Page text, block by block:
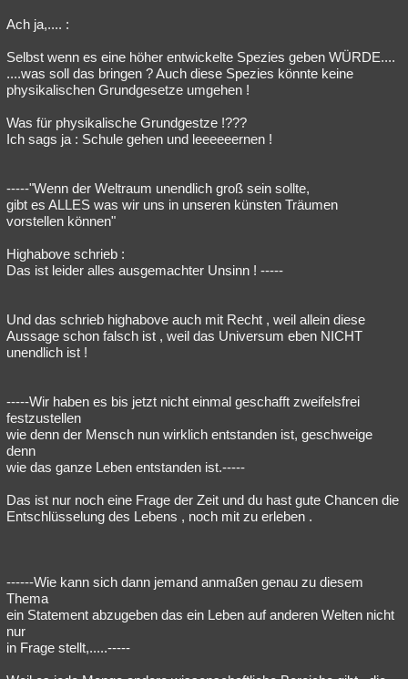
Ach ja,.... :
Selbst wenn es eine höher entwickelte Spezies geben WÜRDE....
....was soll das bringen ? Auch diese Spezies könnte keine
physikalischen Grundgesetze umgehen !
Was für physikalische Grundgestze !???
Ich sags ja : Schule gehen und leeeeeernen !
-----"Wenn der Weltraum unendlich groß sein sollte,
gibt es ALLES was wir uns in unseren künsten Träumen
vorstellen können"
Highabove schrieb :
Das ist leider alles ausgemachter Unsinn ! -----
Und das schrieb highabove auch mit Recht , weil allein diese
Aussage schon falsch ist , weil das Universum eben NICHT
unendlich ist !
-----Wir haben es bis jetzt nicht einmal geschafft zweifelsfrei
festzustellen
wie denn der Mensch nun wirklich entstanden ist, geschweige
denn
wie das ganze Leben entstanden ist.-----
Das ist nur noch eine Frage der Zeit und du hast gute Chancen die
Entschlüsselung des Lebens , noch mit zu erleben .
------Wie kann sich dann jemand anmaßen genau zu diesem
Thema
ein Statement abzugeben das ein Leben auf anderen Welten nicht
nur
in Frage stellt,.....-----